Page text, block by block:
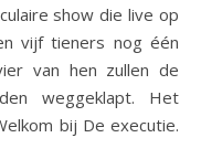
show die live op
vijf tieners nog één
van hen zullen de
weggeklapt. Het
bij De executie.